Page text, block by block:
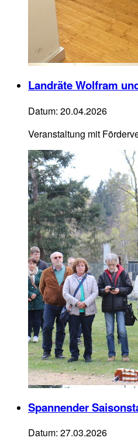
Landräte Wolfram
Datum: 20.04.2026
Veranstaltung mit
Spannender
Datum: 27.03.2026